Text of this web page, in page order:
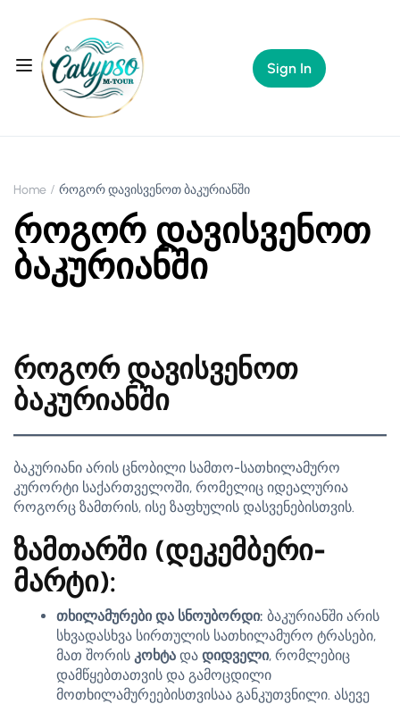
Sign In
Home როგორ დავისვენოთ ბაკურიანში
როგორ დავისვენოთ
ბაკურიანში
როგორ დავისვენოთ
ბაკურიანში
ბაკურიანი არის ცნობილი სამთო-სათხილამურო
კურორტი საქართველოში, რომელიც იდეალურია
როგორც ზამთრის, ისე ზაფხულის დასვენებისთვის.
ზამთარში (დეკემბერი-
მარტი):
თხილამურები და სნოუბორდი: ბაკურიანში არის
სხვადასხვა სირთულის სათხილამურო ტრასები,
მათ შორის კოხტა და დიდველი, რომლებიც
დამწყებთათვის და გამოცდილი
მოთხილამურეებისთვისაა განკუთვნილი. ასევე